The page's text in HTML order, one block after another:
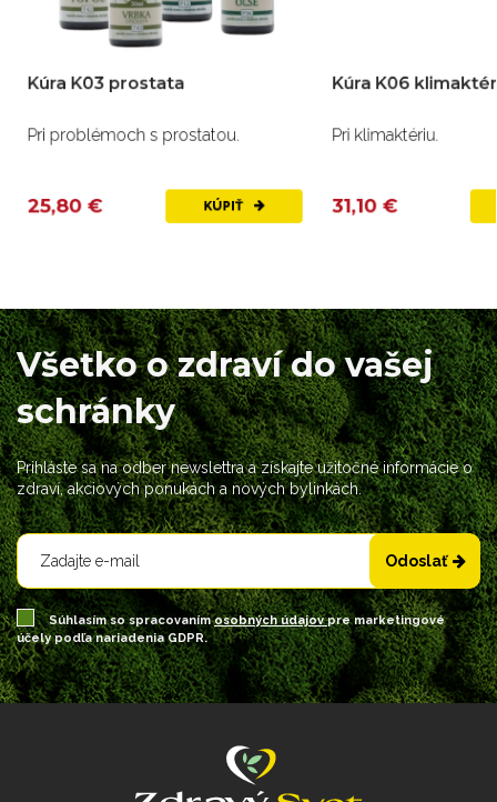
Kúra K03 prostata
Pri problémoch s prostatou.
25,80 € KÚPIŤ
Kúra K06
Pri klimaktériu.
31,10 €
Všetko o zdraví do vašej
schránky
Prihláste sa na odber newslettra a získajte užitočné informácie o
zdraví, akciových ponukách a nových bylinkách.
Odoslať
Súhlasím so spracovanímosobných údajovpre marketingové
účely podľa nariadenia GDPR.